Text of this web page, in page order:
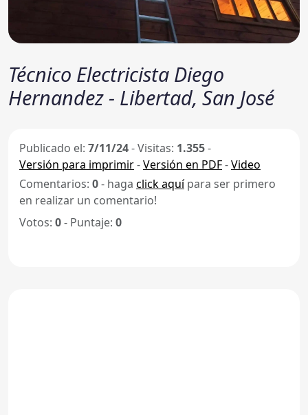
Técnico Electricista Diego
Hernandez - Libertad, San José
Publicado el: 7/11/24-Visitas: 1.355-
Versión para imprimir-Versión en PDF-Video
Comentarios: 0- haga click aquípara ser primero
en realizar un comentario!
Votos: 0- Puntaje: 0